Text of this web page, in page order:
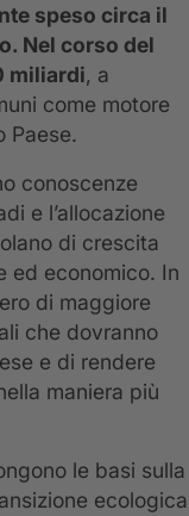
speso circa il
Nel corso del
miliardi, a
come motore
Paese.
conoscenze
e l’allocazione
di crescita
ed economico. In
di maggiore
che dovranno
e di rendere
maniera più
le basi sulla
ecologica